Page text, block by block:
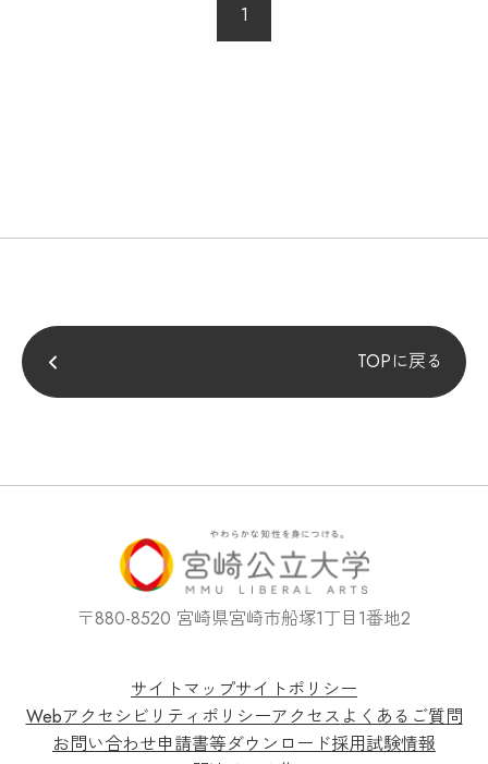
1
TOPに戻る
〒880-8520 宮崎県宮崎市船塚1丁目1番地2
サイトマップサイトポリシー
Webアクセシビリティポリシーアクセス よくあるご質問
お問い合わせ申請書等ダウンロード採用試験情報